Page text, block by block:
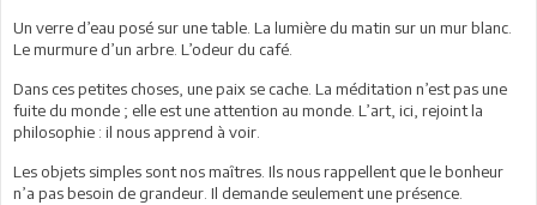
Un verre d’eau posé sur une table. La lumière du matin sur un mur blanc.
Le murmure d’un arbre. L’odeur du café.
Dans ces petites choses, une paix se cache. La méditation n’est pas une
fuite du monde ; elle est une attention au monde. L’art, ici, rejoint la
philosophie : il nous apprend à voir.
Les objets simples sont nos maîtres. Ils nous rappellent que le bonheur
n’a pas besoin de grandeur. Il demande seulement une présence.